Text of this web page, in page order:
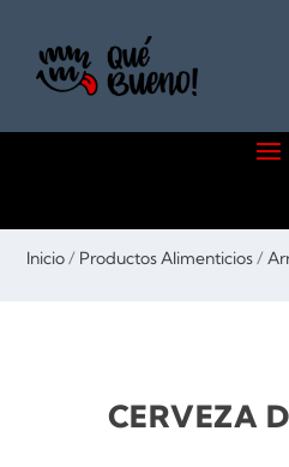
Inicio/ Productos Alimenticios/
CERVEZA